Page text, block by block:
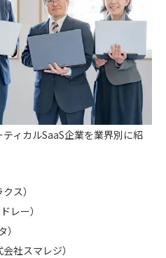
ィカルSaaS企業を業界別に紹
ス）
レー）
社スマレジ）